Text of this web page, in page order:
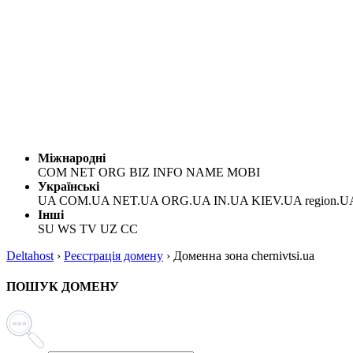
Міжнародні
COM NET ORG BIZ INFO NAME MOBI
Українські
UA COM.UA NET.UA ORG.UA IN.UA KIEV.UA
Інші
SU WS TV UZ CC
Deltahost › Реєстрація домену › Доменна зона chernivtsi.ua
ПОШУК ДОМЕНУ